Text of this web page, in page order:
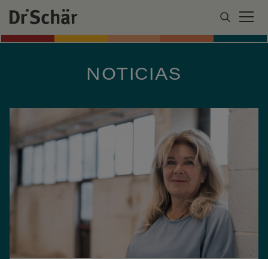
NOTICIAS